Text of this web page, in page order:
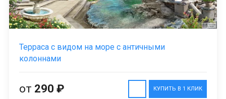
Терраса с видом на море с античными
колоннами
КУПИТЬ В 1 КЛИК
от 290 ₽